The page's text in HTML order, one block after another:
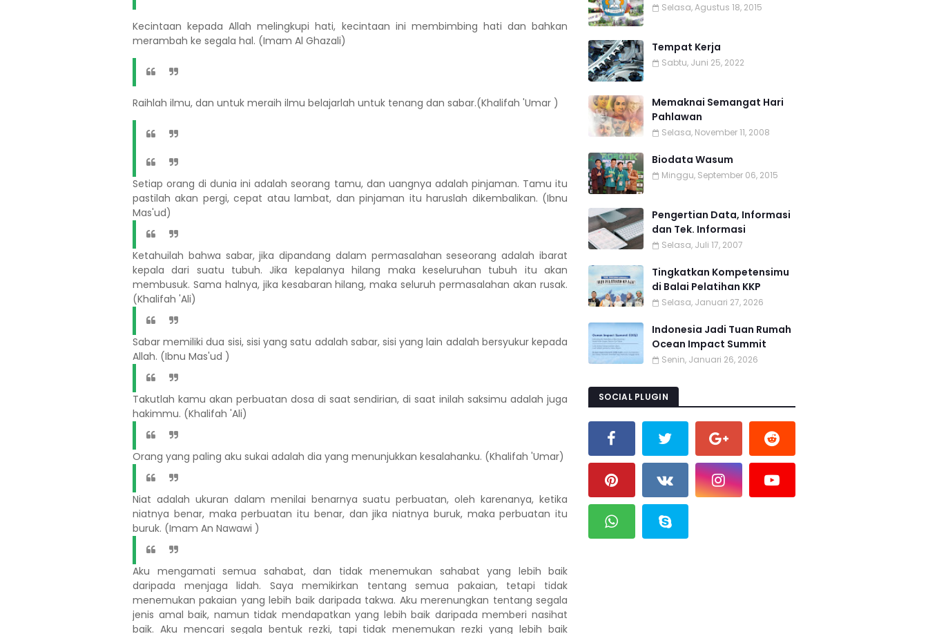
Kecintaan kepada Allah melingkupi hati, kecintaan ini membimbing hati dan bahkan
merambah ke segala hal. (Imam Al Ghazali)
Raihlah ilmu, dan untuk meraih ilmu belajarlah untuk tenang dan sabar.(Khalifah 'Umar )
Setiap orang di dunia ini adalah seorang tamu, dan uangnya adalah pinjaman. Tamu itu
pastilah akan pergi, cepat atau lambat, dan pinjaman itu haruslah dikembalikan. (Ibnu
Mas'ud)
Ketahuilah bahwa sabar, jika dipandang dalam permasalahan seseorang adalah ibarat
kepala dari suatu tubuh. Jika kepalanya hilang maka keseluruhan tubuh itu akan
membusuk. Sama halnya, jika kesabaran hilang, maka seluruh permasalahan akan rusak.
(Khalifah 'Ali)
Sabar memiliki dua sisi, sisi yang satu adalah sabar, sisi yang lain adalah bersyukur kepada
Allah. (Ibnu Mas'ud )
Takutlah kamu akan perbuatan dosa di saat sendirian, di saat inilah saksimu adalah juga
hakimmu. (Khalifah 'Ali)
Orang yang paling aku sukai adalah dia yang menunjukkan kesalahanku. (Khalifah 'Umar)
Niat adalah ukuran dalam menilai benarnya suatu perbuatan, oleh karenanya, ketika
niatnya benar, maka perbuatan itu benar, dan jika niatnya buruk, maka perbuatan itu
buruk. (Imam An Nawawi )
Aku mengamati semua sahabat, dan tidak menemukan sahabat yang lebih baik
daripada menjaga lidah. Saya memikirkan tentang semua pakaian, tetapi tidak
menemukan pakaian yang lebih baik daripada takwa. Aku merenungkan tentang segala
jenis amal baik, namun tidak mendapatkan yang lebih baik daripada memberi nasihat
baik. Aku mencari segala bentuk rezki, tapi tidak menemukan rezki yang lebih baik
Selasa, Agustus 18, 2015
Tempat Kerja
Sabtu, Juni 25, 2022
Memaknai Semangat Hari
Pahlawan
Selasa, November 11, 2008
Biodata Wasum
Minggu, September 06, 2015
Pengertian Data, Informasi
dan Tek. Informasi
Selasa, Juli 17, 2007
Tingkatkan Kompetensimu
di Balai Pelatihan KKP
Selasa, Januari 27, 2026
Indonesia Jadi Tuan Rumah
Ocean Impact Summit
Senin, Januari 26, 2026
SOCIAL PLUGIN